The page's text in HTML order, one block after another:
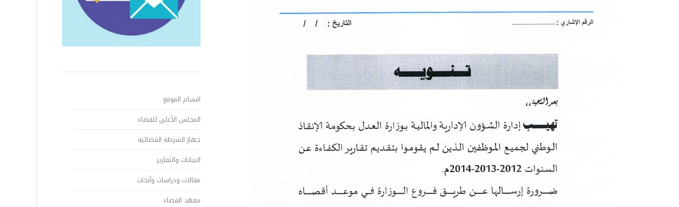
اقسام الموقع
المجلس الأعلى للقضاء
جهاز الشرطة القضائية
البيانات والتقارير
مقالات ودراسات وأبحاث
معهد القضاء